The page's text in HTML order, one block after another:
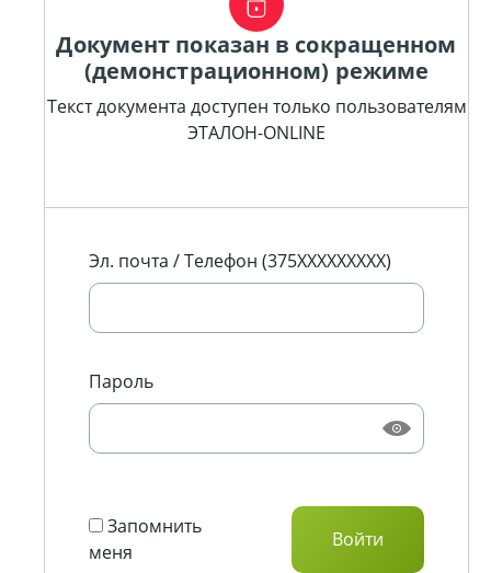
Документ показан в сокращенном
(демонстрационном) режиме
Текст документа доступен только пользователям
ЭТАЛОН-ONLINE
Эл. почта / Телефон (375XXXXXXXXX)
Пароль
Запомнить
меня